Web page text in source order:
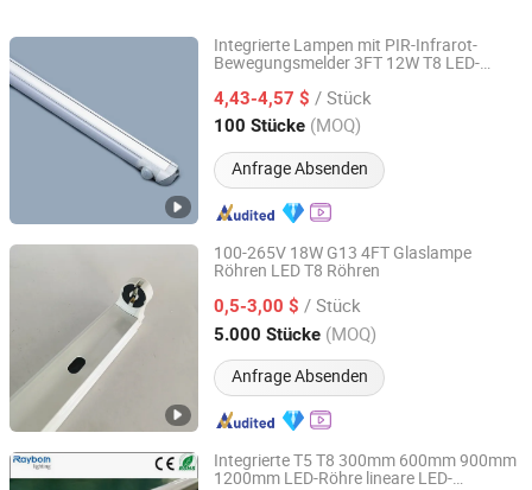
2FT 9W 10W 120cm 4FT
18W 24W 28W 36W 40W
150cm 5FT G13 T8 LED
Licht 18W Lineare
Innenleuchte
Leuchtstofflampen LED
ersetzt traditionelle
Leuchtstoffröhre
mit G5 G13
Innen-LED-
Integrierte Lampen mit PIR-Infrarot-
Bewegungsmelder 3FT 12W T8 LED-
4,43-4,57 $ / Stück
100 Stücke (MOQ)
Anfrage Absenden
Shenzhen OURUIMEI Lighting Technology Co., Ltd.
Guangdong, China Seit 2013
100-265V 18W G13 4FT Glaslampe
Röhren LED T8 Röhren
0,5-3,00 $ / Stück
5.000 Stücke (MOQ)
Anfrage Absenden
Jiangmen Gepsen Lighting Electric Co., Ltd.
Guangdong, China Seit 2020
Integrierte T5 T8 300mm 600mm 900mm
1200mm LED-Röhre lineare LED-